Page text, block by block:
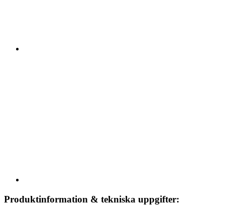
Produktinformation & tekniska uppgifter: